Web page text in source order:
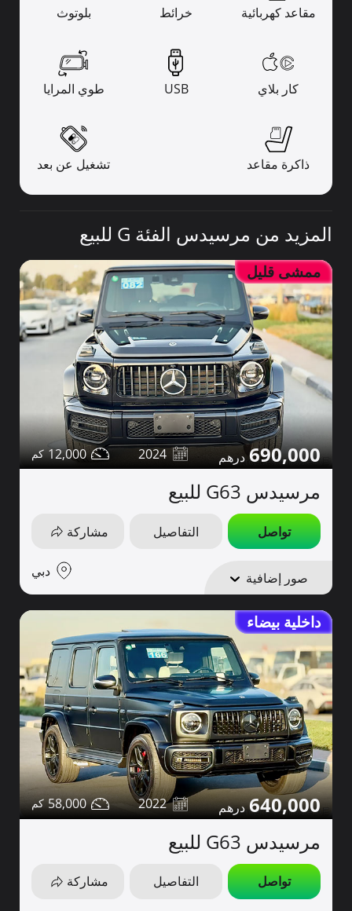
مقاعد كهربائية خرائط بلوتوث
كار بلاي USB طوي المرايا
ذاكرة مقاعد تشغيل عن بعد
المزيد من مرسيدس الفئة G للبيع
ممشى قليل
690,000
2024
12,000
مرسيدس G63 للبيع
تواصل التفاصيل مشاركة
صور إضافية دبي
داخلية بيضاء
640,000
2022
58,000
مرسيدس G63 للبيع
تواصل التفاصيل مشاركة